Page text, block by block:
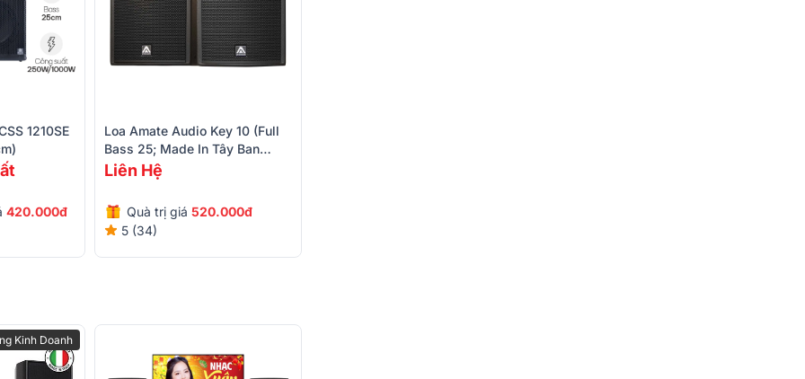
nét đặc trưng nhất của dòngloa karaoke
ép bạch dương sơn thêm lớp sơn đen mịn
1210SE
420.000đ
Loa Amate Audio Key 10 (Full
Bass 25; Made In Tây Ban
Nha)
Liên Hệ
Quà trị giá520.000đ
5 (34)
Kinh Doanh